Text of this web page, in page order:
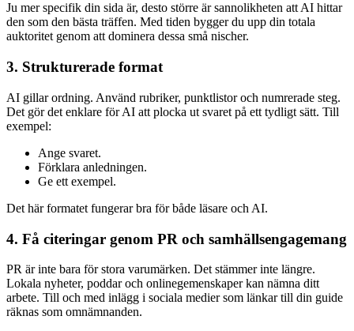
Ju mer specifik din sida är, desto större är sannolikheten att AI hittar
den som den bästa träffen. Med tiden bygger du upp din totala
auktoritet genom att dominera dessa små nischer.
3. Strukturerade format
AI gillar ordning. Använd rubriker, punktlistor och numrerade steg.
Det gör det enklare för AI att plocka ut svaret på ett tydligt sätt. Till
exempel:
Ange svaret.
Förklara anledningen.
Ge ett exempel.
Det här formatet fungerar bra för både läsare och AI.
4. Få citeringar genom PR och samhällsengagemang
PR är inte bara för stora varumärken. Det stämmer inte längre.
Lokala nyheter, poddar och onlinegemenskaper kan nämna ditt
arbete. Till och med inlägg i sociala medier som länkar till din guide
räknas som omnämnanden.